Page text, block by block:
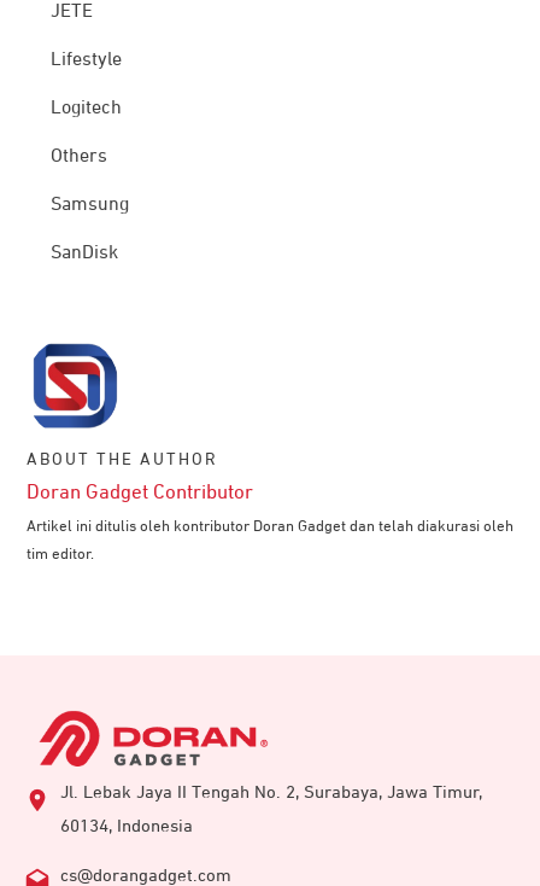
JETE
Lifestyle
Logitech
Others
Samsung
SanDisk
ABOUT THE AUTHOR
Doran Gadget Contributor
Artikel ini ditulis oleh kontributor Doran Gadget dan telah diakurasi oleh
tim editor.
Jl. Lebak Jaya II Tengah No. 2, Surabaya, Jawa Timur,
60134, Indonesia
cs@dorangadget.com